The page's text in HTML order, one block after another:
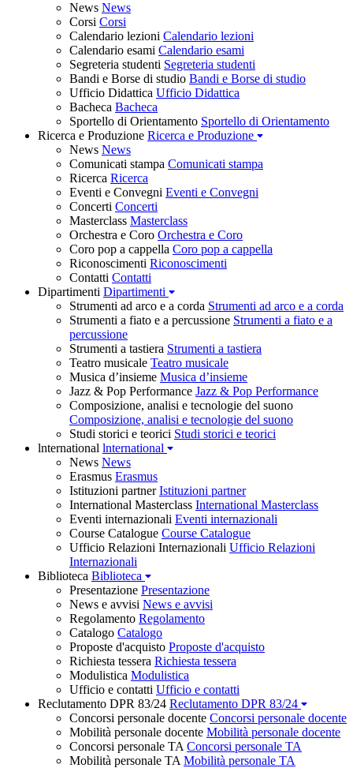
News News
Corsi Corsi
Calendario lezioni Calendario lezioni
Calendario esami Calendario esami
Segreteria studenti Segreteria studenti
Bandi e Borse di studio Bandi e Borse di studio
Ufficio Didattica Ufficio Didattica
Bacheca Bacheca
Sportello di Orientamento Sportello di Orientamento
Ricerca e Produzione Ricerca e Produzione
News News
Comunicati stampa Comunicati stampa
Ricerca Ricerca
Eventi e Convegni Eventi e Convegni
Concerti Concerti
Masterclass Masterclass
Orchestra e Coro Orchestra e Coro
Coro pop a cappella Coro pop a cappella
Riconoscimenti Riconoscimenti
Contatti Contatti
Dipartimenti Dipartimenti
Strumenti ad arco e a corda Strumenti ad arco e a corda
Strumenti a fiato e a percussione Strumenti a fiato e a
percussione
Strumenti a tastiera Strumenti a tastiera
Teatro musicale Teatro musicale
Musica d’insieme Musica d’insieme
Jazz & Pop Performance Jazz & Pop Performance
Composizione, analisi e tecnologie del suono
Composizione, analisi e tecnologie del suono
Studi storici e teorici Studi storici e teorici
lnternational lnternational
News News
Erasmus Erasmus
Istituzioni partner Istituzioni partner
International Masterclass International Masterclass
Eventi internazionali Eventi internazionali
Course Catalogue Course Catalogue
Ufficio Relazioni Internazionali Ufficio Relazioni
Internazionali
Biblioteca Biblioteca
Presentazione Presentazione
News e avvisi News e avvisi
Regolamento Regolamento
Catalogo Catalogo
Proposte d'acquisto Proposte d'acquisto
Richiesta tessera Richiesta tessera
Modulistica Modulistica
Ufficio e contatti Ufficio e contatti
Reclutamento DPR 83/24 Reclutamento DPR 83/24
Concorsi personale docente Concorsi personale docente
Mobilità personale docente Mobilità personale docente
Concorsi personale TA Concorsi personale TA
Mobilità personale TA Mobilità personale TA